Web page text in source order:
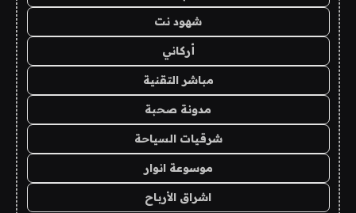
شهود نت
أركاني
مباشر التقنية
مدونة صحبة
شرقيات السياحة
موسوعة انوار
اشراق الأرباح